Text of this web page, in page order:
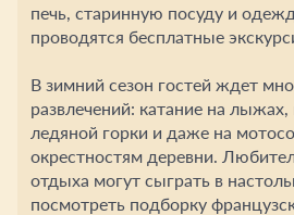
печь, старинную посуду и
проводятся бесплатные
В зимний сезон гостей ждет
развлечений: катание на лыжах,
ледяной горки и даже на
окрестностям деревни.
отдыха могут сыграть в
посмотреть подборку